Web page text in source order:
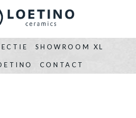
SHOWROOM XL
CONTACT